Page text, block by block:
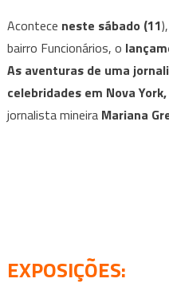
Acontece neste sábado (11
bairro Funcionários, o
As aventuras de uma
celebridades em Nova
jornalista mineira Mariana
EXPOSIÇÕES: